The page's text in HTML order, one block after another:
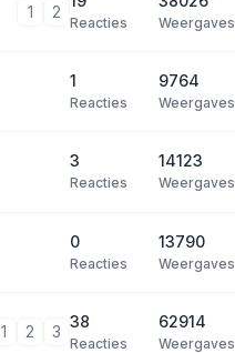
1 2
Reacties Weergaves
1
Reacties
9764
Weergaves
3
Reacties
14123
Weergaves
0
Reacties
13790
Weergaves
1 2 3
38
Reacties
62914
Weergaves